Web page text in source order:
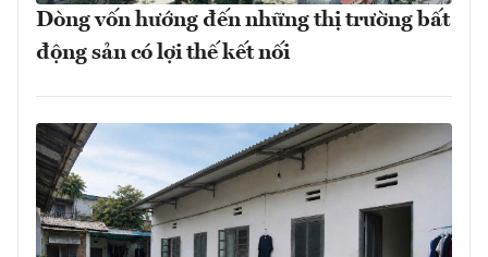
Dòng vốn hướng đến những thị trường bất
động sản có lợi thế kết nối